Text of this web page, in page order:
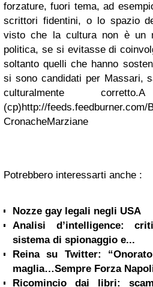
forzature, fuori tema, ad
scrittori fidentini, o lo spazio
visto che la cultura non è un
politica, se si evitasse di
soltanto quelli che hanno
si sono candidati per Massari,
culturalmente
(cp)http://feeds.feedburner.com/
CronacheMarziane
Potrebbero interessarti anche :
Nozze gay legali negli USA
Analisi d’intelligence:
sistema di spionaggio e...
Reina su Twitter:
maglia…Sempre Forza
Ricomincio dai libri: